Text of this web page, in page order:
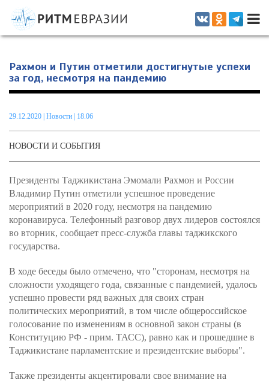
Информационно-аналитическое издание, посвященное актуальным
проблемам интеграции на постсоветском пространстве
Рахмон и Путин отметили достигнутые успехи
за год, несмотря на пандемию
29.12.2020 Новости | 18.06
НОВОСТИ И СОБЫТИЯ
Президенты Таджикистана Эмомали Рахмон и России
Владимир Путин отметили успешное проведение
мероприятий в 2020 году, несмотря на пандемию
коронавируса. Телефонный разговор двух лидеров состоялся
во вторник, сообщает пресс-служба главы таджикского
государства.
В ходе беседы было отмечено, что "сторонам, несмотря на
сложности уходящего года, связанные с пандемией, удалось
успешно провести ряд важных для своих стран
политических мероприятий, в том числе общероссийское
голосование по изменениям в основной закон страны (в
Конституцию РФ - прим. ТАСС), равно как и прошедшие в
Таджикистане парламентские и президентские выборы".
Также президенты акцентировали свое внимание на